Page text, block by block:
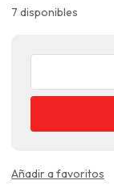
7 disponibles
Motsierra
Total
Añadir a favoritos